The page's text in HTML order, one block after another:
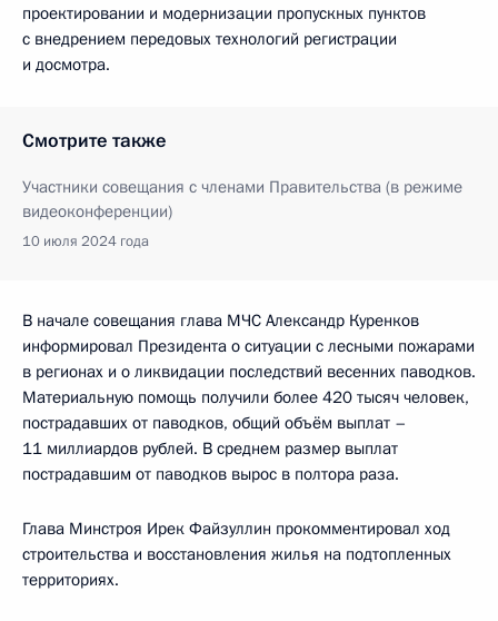
проектировании и модернизации пропускных пунктов
с внедрением передовых технологий регистрации
и досмотра.
Смотрите также
Участники совещания с членами Правительства (в режиме
видеоконференции)
10 июля 2024 года
В начале совещания глава МЧС Александр Куренков
информировал Президента о ситуации с лесными пожарами
в регионах и о ликвидации последствий весенних паводков.
Материальную помощь получили более 420 тысяч человек,
пострадавших от паводков, общий объём выплат –
11 миллиардов рублей. В среднем размер выплат
пострадавшим от паводков вырос в полтора раза.
Глава Минстроя Ирек Файзуллин прокомментировал ход
строительства и восстановления жилья на подтопленных
территориях.